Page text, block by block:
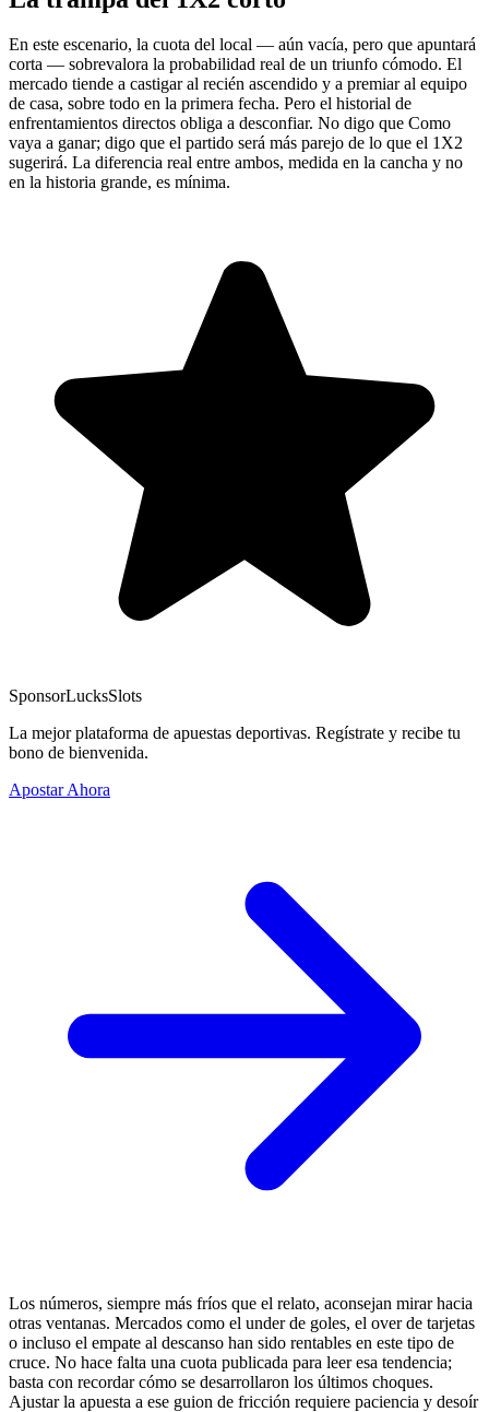
En este escenario, la cuota del local — aún vacía, pero que apuntará
corta — sobrevalora la probabilidad real de un triunfo cómodo. El
mercado tiende a castigar al recién ascendido y a premiar al equipo
de casa, sobre todo en la primera fecha. Pero el historial de
enfrentamientos directos obliga a desconfiar. No digo que Como
vaya a ganar; digo que el partido será más parejo de lo que el 1X2
sugerirá. La diferencia real entre ambos, medida en la cancha y no
en la historia grande, es mínima.
SponsorLucksSlots
La mejor plataforma de apuestas deportivas. Regístrate y recibe tu
bono de bienvenida.
Apostar Ahora
Los números, siempre más fríos que el relato, aconsejan mirar hacia
otras ventanas. Mercados como el under de goles, el over de tarjetas
o incluso el empate al descanso han sido rentables en este tipo de
cruce. No hace falta una cuota publicada para leer esa tendencia;
basta con recordar cómo se desarrollaron los últimos choques.
Ajustar la apuesta a ese guion de fricción requiere paciencia y desoír